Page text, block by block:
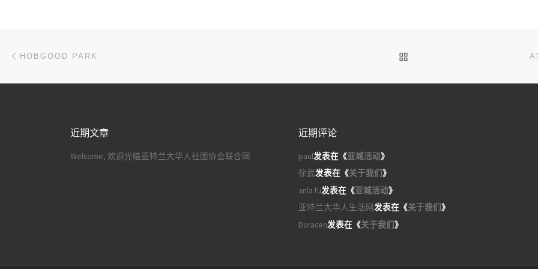
文章导航
HOBGOOD PARK
近期文章
Welcome, 欢迎光临亚特兰大华人社团协会联合网
近期评论
paul发表在《亚城活动》
徐武发表在《关于我们》
anla fu发表在《亚城活动》
亚特兰大华人生活网发表在《关于我们》
Doracen发表在《关于我们》